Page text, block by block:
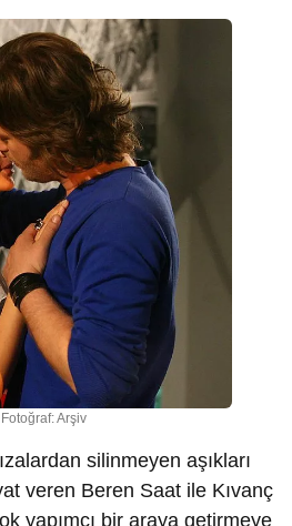
Fotoğraf: Arşiv
silinmeyen aşıkları
veren Beren Saat ile Kıvanç
yapımcı bir araya getirmeye